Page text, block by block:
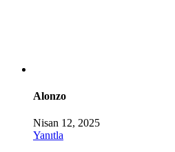
Alonzo
Nisan 12, 2025
Yanıtla